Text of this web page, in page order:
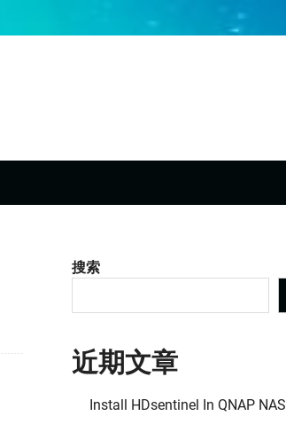
搜索
近期文章
Install HDsentinel In QNAP NAS